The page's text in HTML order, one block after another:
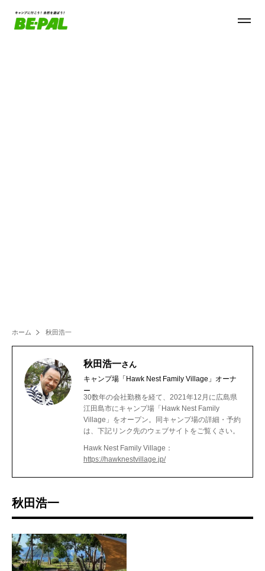
ホーム 秋田浩一
秋田浩一さん
キャンプ場「Hawk Nest Family Village」オーナ
ー
30数年の会社勤務を経て、2021年12月に広島県
江田島市にキャンプ場「Hawk Nest Family
Village」をオープン。同キャンプ場の詳細・予約
は、下記リンク先のウェブサイトをご覧くさい。
Hawk Nest Family Village：
https://hawknestvillage.jp/
秋田浩一